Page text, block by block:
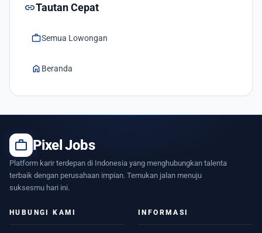
linkTautan Cepat
workSemua Lowongan
home Beranda
work Pixel Jobs
Platform karir terdepan di Indonesia yang menghubungkan talenta
terbaik dengan perusahaan impian. Temukan jalan menuju
suksesmu hari ini.
HUBUNGI KAMI INFORMASI